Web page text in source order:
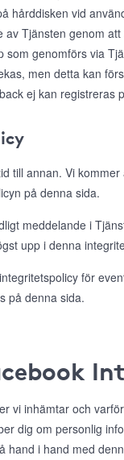
hårddisken vid
Tjänsten genom
genomförs via
men detta kan
ej kan registreras
till annan. Vi
på denna sida.
meddelande i
upp i denna
för
på denna sida.
vi inhämtar och
dig om personlig
i hand med